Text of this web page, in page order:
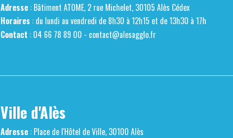
Adresse: Bâtiment ATOME, 2 rue Michelet, 30105 Alès Cédex
Horaires : du lundi au vendredi de 8h30 à 12h15 et de 13h30 à 17h
Contact : 04 66 78 89 00 - contact@alesagglo.fr
Ville d'Alès
Adresse: Place de l'Hôtel de Ville, 30100 Alès